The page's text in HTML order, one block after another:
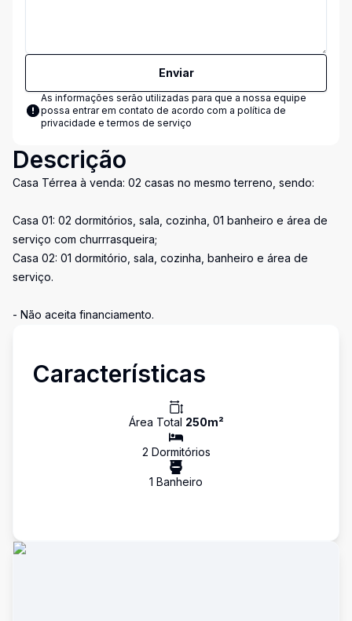
Enviar
As informações serão utilizadas para que a nossa equipe
possa entrar em contato de acordo com a política de
privacidade e termos de serviço
Descrição
Casa Térrea à venda: 02 casas no mesmo terreno, sendo:
Casa 01: 02 dormitórios, sala, cozinha, 01 banheiro e área de
serviço com churrrasqueira;
Casa 02: 01 dormitório, sala, cozinha, banheiro e área de
serviço.
- Não aceita financiamento.
Características
Área Total 250m²
2 Dormitórios
1 Banheiro